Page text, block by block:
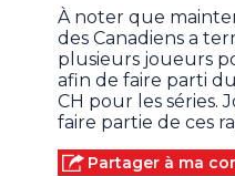
À noter que
des Canadiens a
plusieurs joueurs
afin de faire parti
CH pour les séries.
faire partie de ces
Partager à ma